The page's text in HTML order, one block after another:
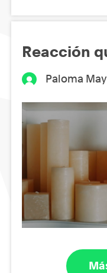
Reacción
Paloma